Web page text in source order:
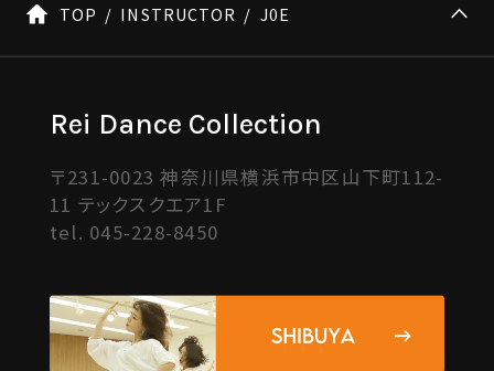
TOP INSTRUCTOR J0E
Rei Dance Collection
〒231-0023 神奈川県横浜市中区山下町112-
11 テックスクエア1F
tel. 045-228-8450